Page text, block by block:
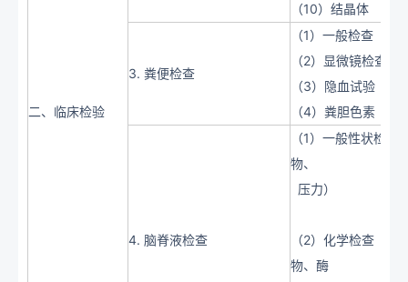
二、临床检验
（10）结晶体
3. 粪便检查
（1）一般检查（
（2）显微镜检查
（3）隐血试验
（4）粪胆色素
4. 脑脊液检查
（1）一般性状检
物、
压力）
（2）化学检查（
物、酶